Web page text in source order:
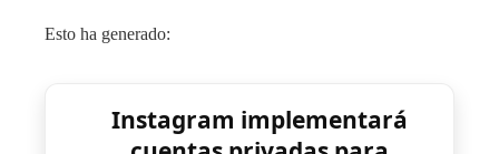
Esto ha generado:
Instagram implementará